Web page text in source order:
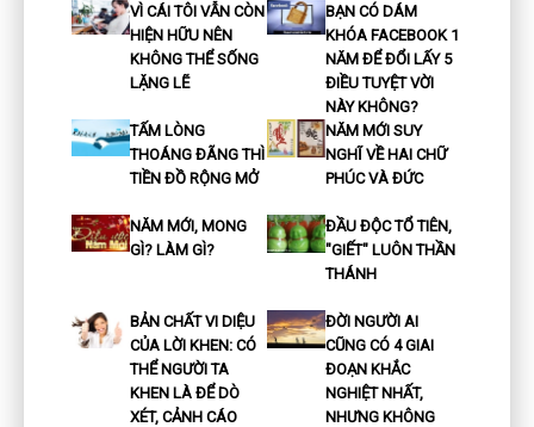
VÌ CÁI TÔI VẪN CÒN
HIỆN HỮU NÊN
KHÔNG THỂ SỐNG
LẶNG LẼ
BẠN CÓ DÁM
KHÓA FACEBOOK 1
NĂM ĐỂ ĐỔI LẤY 5
ĐIỀU TUYỆT VỜI
NÀY KHÔNG?
TẤM LÒNG
THOÁNG ĐÃNG THÌ
TIỀN ĐỒ RỘNG MỞ
NĂM MỚI SUY
NGHĨ VỀ HAI CHỮ
PHÚC VÀ ĐỨC
NĂM MỚI, MONG
GÌ? LÀM GÌ?
ĐẦU ĐỘC TỔ TIÊN,
"GIẾT" LUÔN THẦN
THÁNH
BẢN CHẤT VI DIỆU
CỦA LỜI KHEN: CÓ
THỂ NGƯỜI TA
KHEN LÀ ĐỂ DÒ
XÉT, CẢNH CÁO
ĐỜI NGƯỜI AI
CŨNG CÓ 4 GIAI
ĐOẠN KHẮC
NGHIỆT NHẤT,
NHƯNG KHÔNG